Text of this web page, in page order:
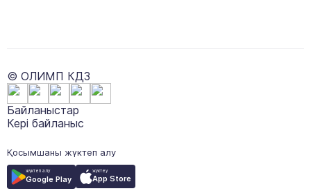
© ОЛИМП КДЗ
Байланыстар
Кері байланыс
Қосымшаны жүктеп алу
жүктеп алу
Google Play
жүктеу
App Store